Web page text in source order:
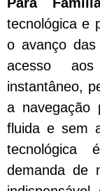
tecnológica e
o avanço
acesso
instantâneo,
a navegação
fluida e sem
tecnológica
demanda de